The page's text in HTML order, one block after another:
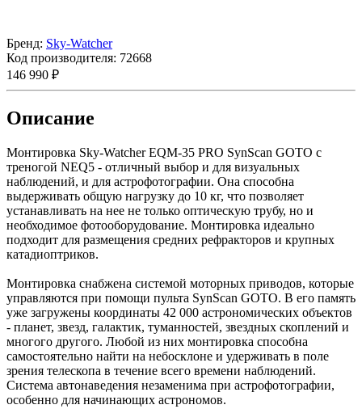
Бренд: Sky-Watcher
Код производителя: 72668
146 990 ₽
Описание
Монтировка Sky-Watcher EQM-35 PRO SynScan GOTO с
треногой NEQ5 - отличный выбор и для визуальных
наблюдений, и для астрофотографии. Она способна
выдерживать общую нагрузку до 10 кг, что позволяет
устанавливать на нее не только оптическую трубу, но и
необходимое фотооборудование. Монтировка идеально
подходит для размещения средних рефракторов и крупных
катадиоптриков.
Монтировка снабжена системой моторных приводов, которые
управляются при помощи пульта SynScan GOTO. В его память
уже загружены координаты 42 000 астрономических объектов
- планет, звезд, галактик, туманностей, звездных скоплений и
многого другого. Любой из них монтировка способна
самостоятельно найти на небосклоне и удерживать в поле
зрения телескопа в течение всего времени наблюдений.
Система автонаведения незаменима при астрофотографии,
особенно для начинающих астрономов.